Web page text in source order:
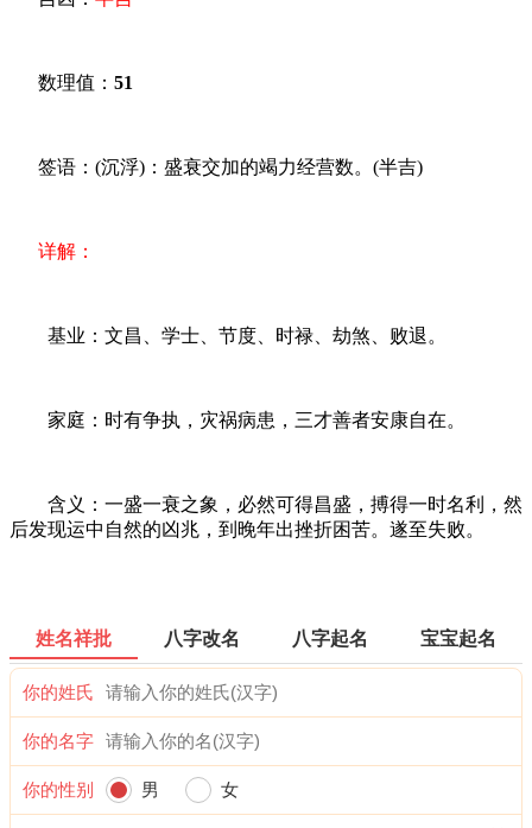
数理值： 51
签语：(沉浮)：盛衰交加的竭力经营数。(半吉)
详解：
基业：文昌、学士、节度、时禄、劫煞、败退。
家庭：时有争执，灾祸病患，三才善者安康自在。
含义：一盛一衰之象，必然可得昌盛，搏得一时名利，然
后发现运中自然的凶兆，到晚年出挫折困苦。遂至失败。
姓名祥批 八字改名 八字起名 宝宝起名
你的姓氏
你的名字
你的性别 男 女